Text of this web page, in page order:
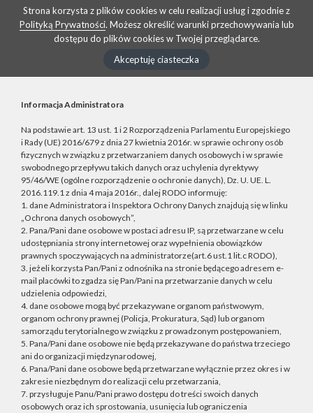
Strona korzysta z plików cookies w celu realizacji usług i zgodnie z
Polityką Prywatności. Możesz określić warunki przechowywania lub
dostępu do plików cookies w Twojej przeglądarce.
Akceptuję ciasteczka
Informacja Administratora
Na podstawie art. 13 ust. 1 i 2 Rozporządzenia Parlamentu Europejskiego
i Rady (UE) 2016/679 z dnia 27 kwietnia 2016r. w sprawie ochrony osób
fizycznych w związku z przetwarzaniem danych osobowych i w sprawie
swobodnego przepływu takich danych oraz uchylenia dyrektywy
95/46/WE (ogólne rozporządzenie o ochronie danych), Dz. U. UE. L.
2016.119.1 z dnia 4 maja 2016r., dalej RODO informuję:
1. dane Administratora i Inspektora Ochrony Danych znajdują się w linku
„Ochrona danych osobowych”,
2. Pana/Pani dane osobowe w postaci adresu IP, są przetwarzane w celu
udostępniania strony internetowej oraz wypełnienia obowiązków
prawnych spoczywających na administratorze(art.6 ust.1 lit.c RODO),
3. jeżeli korzysta Pan/Pani z odnośnika na stronie będącego adresem e-
mail placówki to zgadza się Pan/Pani na przetwarzanie danych w celu
udzielenia odpowiedzi,
4. dane osobowe mogą być przekazywane organom państwowym,
organom ochrony prawnej (Policja, Prokuratura, Sąd) lub organom
samorządu terytorialnego w związku z prowadzonym postępowaniem,
5. Pana/Pani dane osobowe nie będą przekazywane do państwa trzeciego
ani do organizacji międzynarodowej,
6. Pana/Pani dane osobowe będą przetwarzane wyłącznie przez okres i w
zakresie niezbędnym do realizacji celu przetwarzania,
7. przysługuje Panu/Pani prawo dostępu do treści swoich danych
osobowych oraz ich sprostowania, usunięcia lub ograniczenia